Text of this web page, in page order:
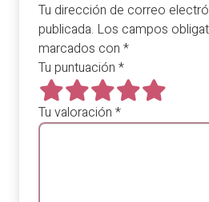
Tu dirección de correo
publicada. Los campos
marcados con *
Tu puntuación *
Tu valoración *